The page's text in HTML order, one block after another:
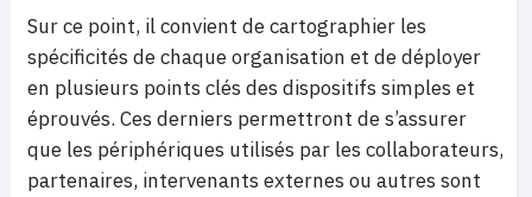
Sur ce point, il convient de cartographier les
spécificités de chaque organisation et de déployer
en plusieurs points clés des dispositifs simples et
éprouvés. Ces derniers permettront de s’assurer
que les périphériques utilisés par les collaborateurs,
partenaires, intervenants externes ou autres sont